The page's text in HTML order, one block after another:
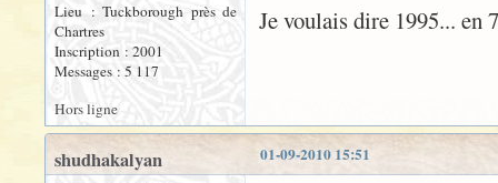
Lieu : Tuckborough près de
Chartres
Inscription : 2001
Messages : 5 117
Je voulais dire 1995... en
Hors ligne
01-09-2010 15:51
shudhakalyan